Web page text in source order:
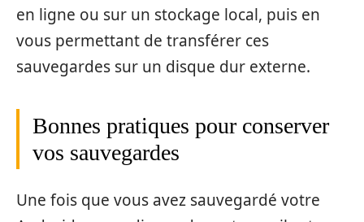
en ligne ou sur un stockage local, puis en
vous permettant de transférer ces
sauvegardes sur un disque dur externe.
Bonnes pratiques pour conserver
vos sauvegardes
Une fois que vous avez sauvegardé votre